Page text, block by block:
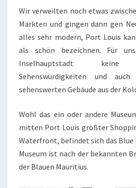
Wir verweilten noch etwas
Märkten und gingen dann gen
alles sehr modern, Port Louis
als schön bezeichnen. Für
Inselhauptstadt keine
Sehenswürdigkeiten und
sehenswerten Gebäude aus der
Wohl das ein oder andere
mitten Port Louis größter
Waterfront, befindet sich das Blue
Museum ist nach der bekannten
der Blauen Mauritius.